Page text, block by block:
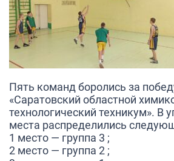
Пять команд боролись за
«Саратовский областной
технологический техникум». В
места распределились
1 место — группа 3 ;
2 место — группа 2 ;